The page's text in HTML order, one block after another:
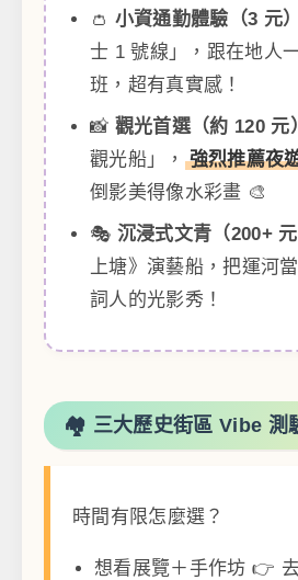
👛 小資通勤體驗（3 元
士 1 號線」，跟在地人
班，超有真實感！
📸 觀光首選（約 120 元
觀光船」，
強烈推薦夜
倒影美得像水彩畫 🎨
🎭 沉浸式文青（200+
上塘》演藝船，把運河
詞人的光影秀！
🏘️ 三大歷史街區 Vibe 測
時間有限怎麼選？
想看展覽＋手作坊 👉